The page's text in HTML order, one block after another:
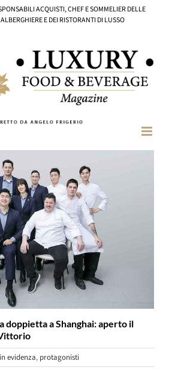
ACQUISTI, CHEF E SOMMELIER DELLE
E DEI RISTORANTI DI LUSSO
doppietta a Shanghai: aperto il
in evidenza, protagonisti